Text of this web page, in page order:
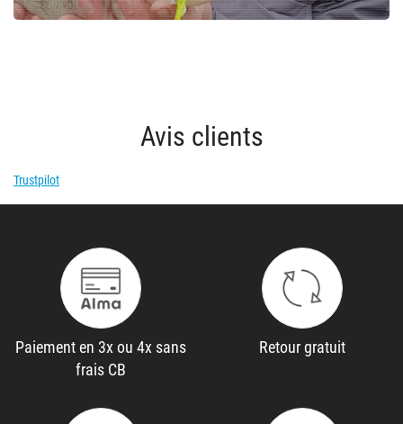
Avis clients
Trustpilot
Paiement en 3x ou 4x sans
frais CB
Retour gratuit